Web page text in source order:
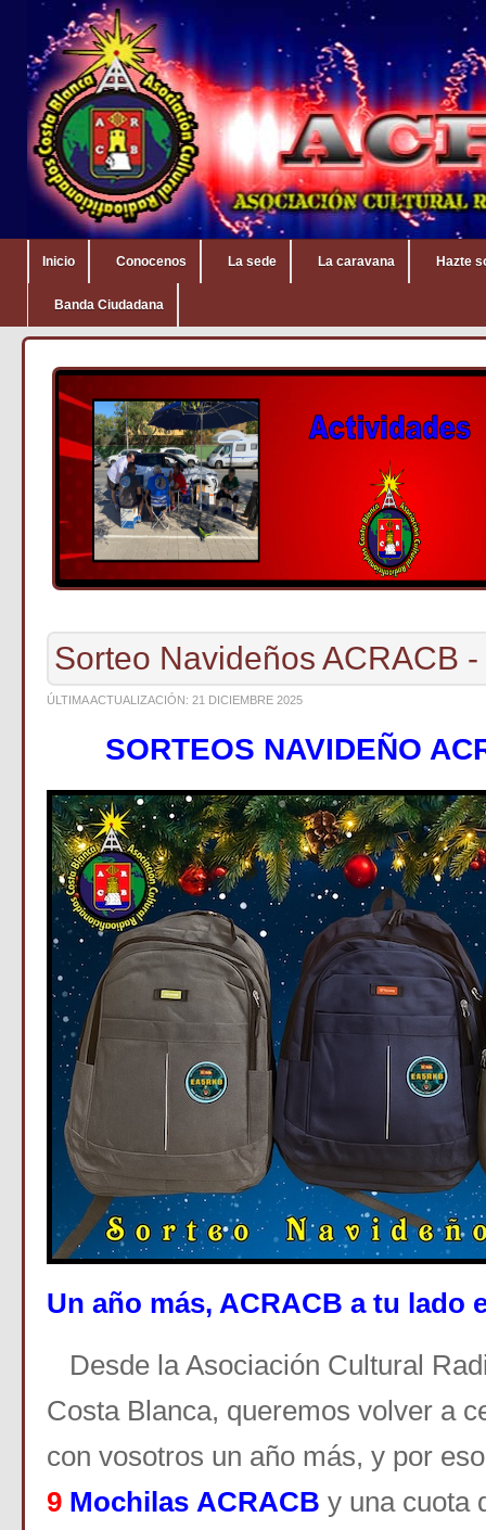
Inicio Conocenos La sede La caravana Hazte
Banda Ciudadana
Sorteo Navideños ACRACB
ÚLTIMA ACTUALIZACIÓN: 21 DICIEMBRE 2025
SORTEOS NAVIDEÑO
Un año más, ACRACB a tu lado
Desde la Asociación Cultural
Costa Blanca, queremos volver a
con vosotros un año más, y por
9MochilasACRACB y una cuota